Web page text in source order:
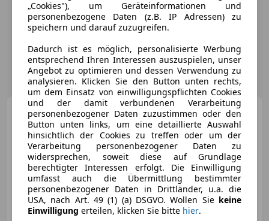
BMW M550
€ 15 500
„Cookies"), um Geräteinformationen und
personenbezogene Daten (z.B. IP Adressen) zu
speichern und darauf zuzugreifen.
Dadurch ist es möglich, personalisierte Werbung
entsprechend Ihren Interessen auszuspielen, unser
Angebot zu optimieren und dessen Verwendung zu
analysieren. Klicken Sie den Button unten rechts,
um dem Einsatz von einwilligungspflichten Cookies
und der damit verbundenen Verarbeitung
personenbezogener Daten zuzustimmen oder den
Button unten links, um eine detaillierte Auswahl
hinsichtlich der Cookies zu treffen oder um der
Verarbeitung personenbezogener Daten zu
widersprechen, soweit diese auf Grundlage
berechtigter Interessen erfolgt. Die Einwilligung
umfasst auch die Übermittlung bestimmter
personenbezogener Daten in Drittländer, u.a. die
USA, nach Art. 49 (1) (a) DSGVO. Wollen Sie keine
Einwilligung erteilen, klicken Sie bitte hier.